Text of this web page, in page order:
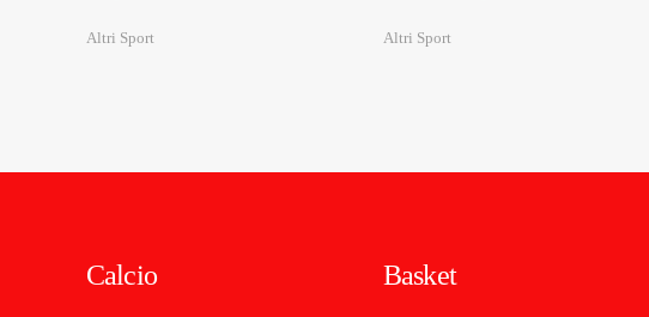
Altri Sport Altri Sport
Calcio Basket